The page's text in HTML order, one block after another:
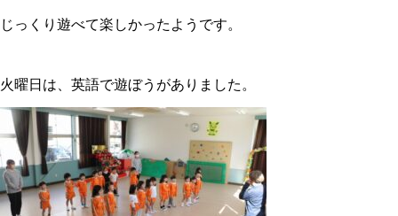
じっくり遊べて楽しかったようです。
火曜日は、英語で遊ぼうがありました。